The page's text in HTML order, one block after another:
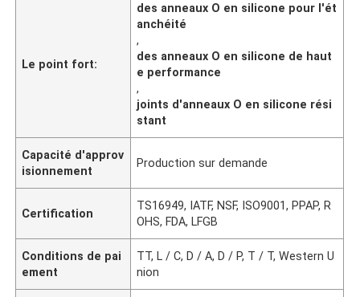
Le point fort:
des anneaux O en silicone pour l'ét
anchéité
,
des anneaux O en silicone de haut
e performance
,
joints d'anneaux O en silicone rési
stant
Capacité d'approv
isionnement
Production sur demande
Certification
TS16949, IATF, NSF, ISO9001, PPAP, R
OHS, FDA, LFGB
Conditions de pai
ement
TT, L / C, D / A, D / P, T / T, Western U
nion